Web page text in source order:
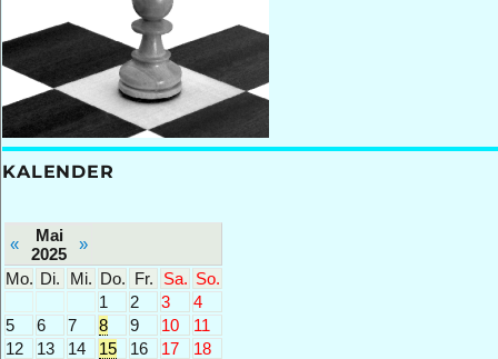
KALENDER
«
Mai
2025
»
Mo. Di. Mi. Do. Fr. Sa. So.
1
2 3
4
5
6 7 8 9 10
11
12
13 14 15 16 17
18